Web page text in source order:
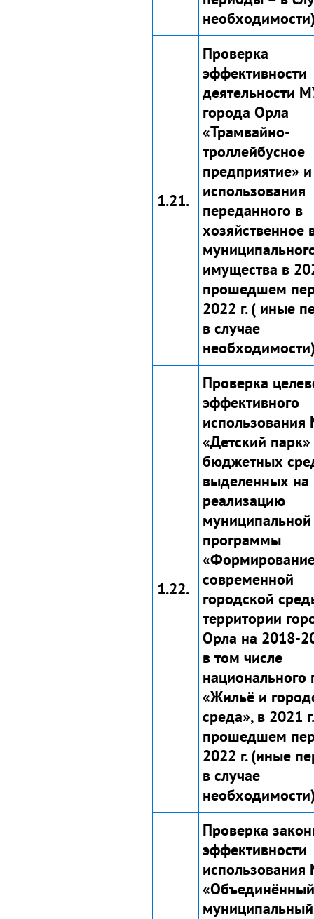
1.21.
Проверка
эффективности
деятельности
города Орла
«Трамвайно-
троллейбусное
предприятие» и
использования
переданного в
хозяйственное
имущества в
прошедшем
2022 г. ( иные
в случае
1.22.
Проверка
эффективного
«Детский парк»
бюджетных
выделенных на
реализацию
муниципальной
программы
современной
городской
территории
Орла на 2018-
в том числе
национального
«Жильё и
среда», в 2021
прошедшем
2022 г. (иные
в случае
Проверка
эффективности
«Объединённый
муниципальный